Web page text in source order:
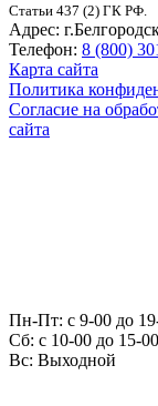
Статьи 437 (2) ГК РФ.
Адрес:
Телефон: 8 (800)
Карта сайта
Политика
Согласие на
сайта
Пн-Пт: с 9-00 до
Сб: c 10-00 до 15-00
Вс: Выходной